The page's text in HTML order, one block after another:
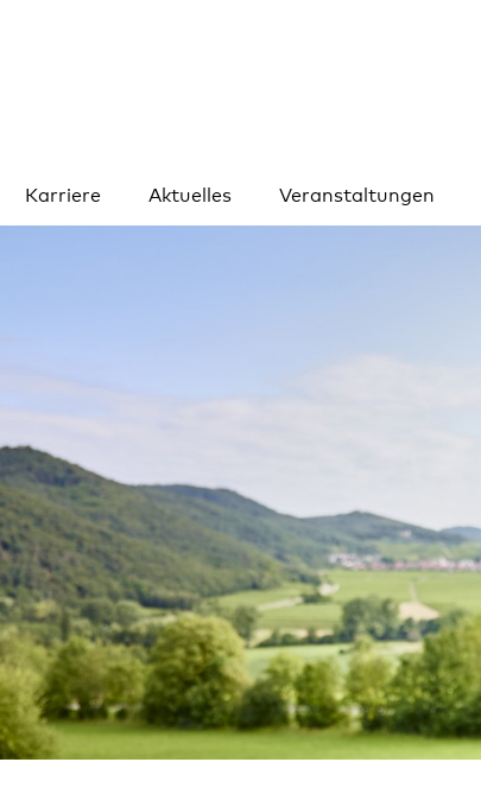
Karriere Aktuelles Veranstaltungen